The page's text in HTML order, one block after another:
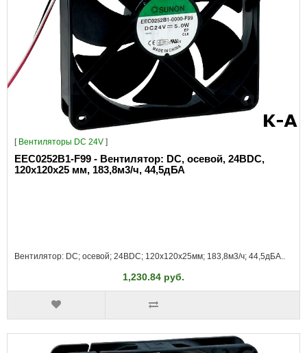
[ Вентиляторы DC 24V ]
EEC0252B1-F99 - Вентилятор: DC, осевой, 24ВDC,
120x120x25 мм, 183,8м3/ч, 44,5дБА
Вентилятор: DC; осевой; 24ВDC; 120x120x25мм; 183,8м3/ч; 44,5дБА..
1,230.84 руб.